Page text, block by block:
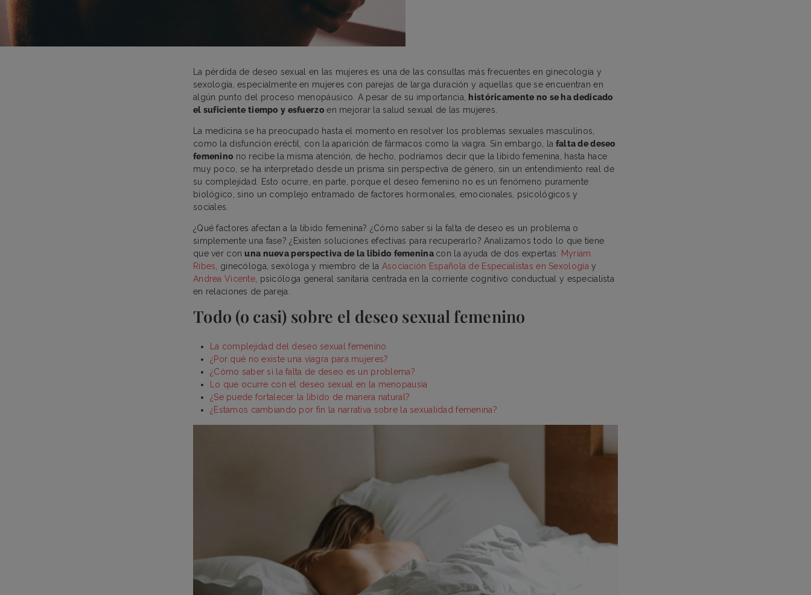
La pérdida de deseo sexual en las mujeres es una de las consultas más frecuentes en ginecología y
sexología, especialmente en mujeres con parejas de larga duración y aquellas que se encuentran en
algún punto del proceso menopáusico. A pesar de su importancia,
históricamente no se ha dedicado
el suficiente tiempo y esfuerzoen mejorar la salud sexual de las mujeres.
La medicina se ha preocupado hasta el momento en resolver los problemas sexuales masculinos,
como la disfunción eréctil, con la aparición de fármacos como la viagra. Sin embargo, la falta de deseo
femenino no recibe la misma atención, de hecho, podríamos decir que la libido femenina, hasta hace
muy poco, se ha interpretado desde un prisma sin perspectiva de género, sin un entendimiento real de
su complejidad. Esto ocurre, en parte, porque el deseo femenino no es un fenómeno puramente
biológico, sino un complejo entramado de factores hormonales, emocionales, psicológicos y
sociales.
¿Qué factores afectan a la libido femenina? ¿Cómo saber si la falta de deseo es un problema o
simplemente una fase? ¿Existen soluciones efectivas para recuperarlo? Analizamos todo lo que tiene
que ver conuna nueva perspectiva de la libido femenina con la ayuda de dos expertas: Myriam
Ribes , ginecóloga, sexóloga y miembro de la Asociación Española de Especialistas en Sexología y
Andrea Vicente , psicóloga general sanitaria centrada en la corriente cognitivo conductual y especialista
en relaciones de pareja.
Todo (o casi) sobre el deseo sexual femenino
La complejidad del deseo sexual femenino
¿Por qué no existe una viagra para mujeres?
¿Cómo saber si la falta de deseo es un problema?
Lo que ocurre con el deseo sexual en la menopausia
¿Se puede fortalecer la libido de manera natural?
¿Estamos cambiando por fin la narrativa sobre la sexualidad femenina?